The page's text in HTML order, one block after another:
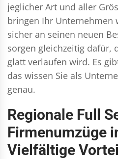
jeglicher Art und aller
bringen Ihr Unternehmen
sicher an seinen neuen
sorgen gleichzeitig dafür,
glatt verlaufen wird. Es
das wissen Sie als
genau.
Regionale Full
Firmenumzüge
Vielfältige